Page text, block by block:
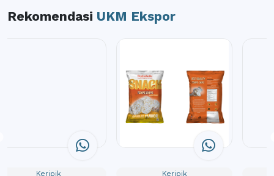
Rekomendasi UKM Ekspor
Keripik Keripik